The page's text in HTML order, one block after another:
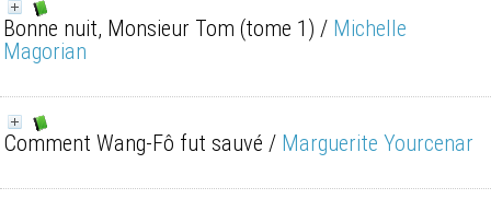
Bonne nuit, Monsieur Tom (tome 1) / Michelle
Magorian
Comment Wang-Fô fut sauvé / Marguerite Yourcenar